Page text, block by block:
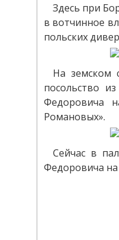
Здесь при
в вотчинное
польских
На земском
посольство
Федоровича
Романовых».
Сейчас в
Федоровича на